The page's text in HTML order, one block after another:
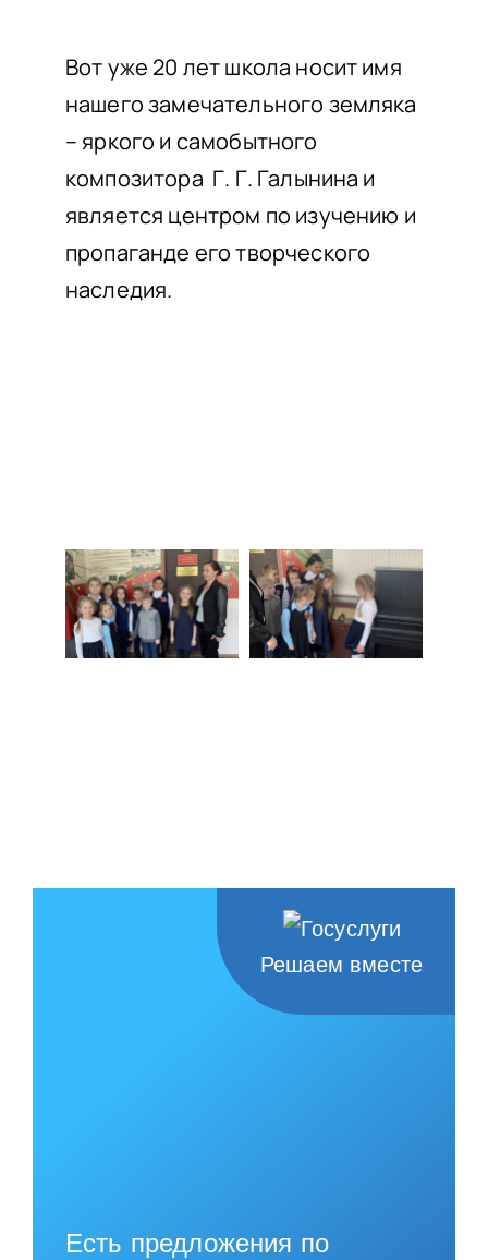
О ПРИЕМЕ
ОБУЧАЮЩИМСЯ
СВЕДЕНИЯ ОБ ОО
КОНТАКТЫ
Вот уже 20 лет школа носит имя
нашего замечательного земляка
– яркого и самобытного
композитора Г. Г. Галынина и
является центром по изучению и
пропаганде его творческого
наследия.
Решаем вместе
Есть предложения по